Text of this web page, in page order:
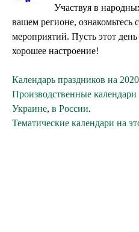
Участвуя в
вашем регионе, ознакомьтесь
мероприятий. Пусть этот
хорошее настроение!
Календарь праздников на
Производственные календари
Украине, в России.
Тематические календари на